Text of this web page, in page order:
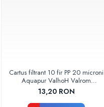
Cartus filtrant 10 fir PP 20 microni
Aquapur ValhoH Valrom
AQUA07000210020
13,20 RON